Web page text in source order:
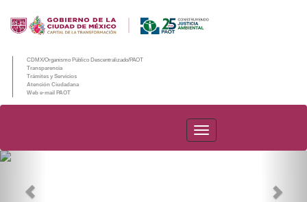
CDMX/Organismo Público Descentralizado/PAOT
Transparencia
Trámites y Servicios
Atención Ciudadana
Web e-mail PAOT
PAOT